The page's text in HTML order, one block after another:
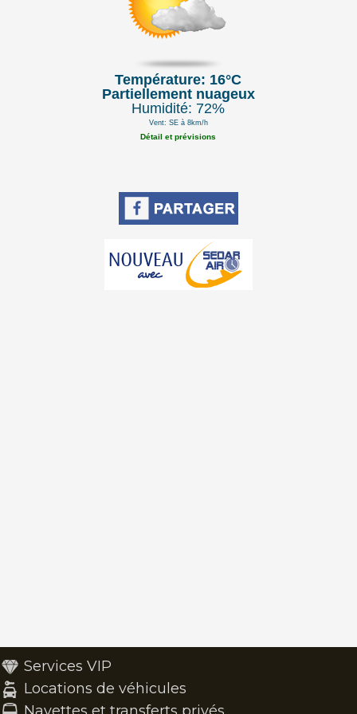
Température: 16°C
Partiellement nuageux
Humidité: 72%
Vent: SE à 8km/h
Détail et prévisions
Services VIP
Locations de véhicules